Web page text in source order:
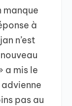
manque
à
n’est
a mis le
pas au